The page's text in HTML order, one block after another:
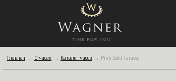
Главная → О часах → Каталог часов → Pink Gold Tarawa